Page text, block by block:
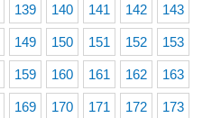
139 140 141 142 143
149 150 151 152 153
159 160 161 162 163
169 170 171 172 173